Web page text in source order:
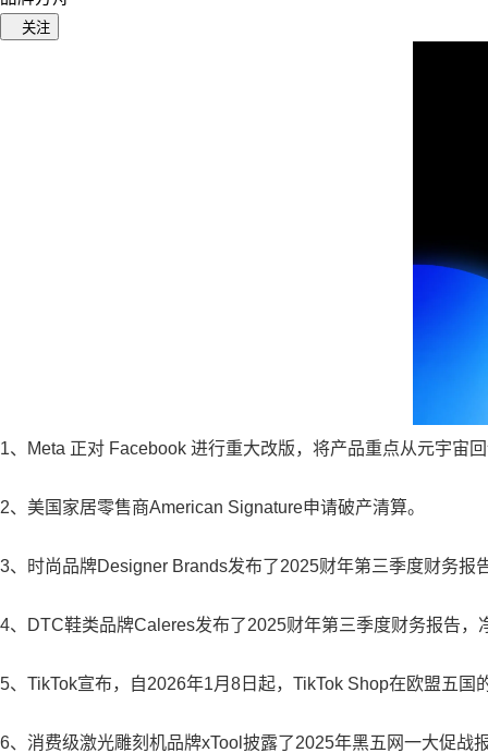
关注
1、Meta 正对 Facebook 进行重大改版，将产品重点从元宇宙
2、美国家居零售商American Signature申请破产清算。
3、时尚品牌Designer Brands发布了2025财年第三季度财务报
4、DTC鞋类品牌Caleres发布了2025财年第三季度财务报告，
5、TikTok宣布，自2026年1月8日起，TikTok Shop在欧盟五国
6、消费级激光雕刻机品牌xTool披露了2025年黑五网一大促战